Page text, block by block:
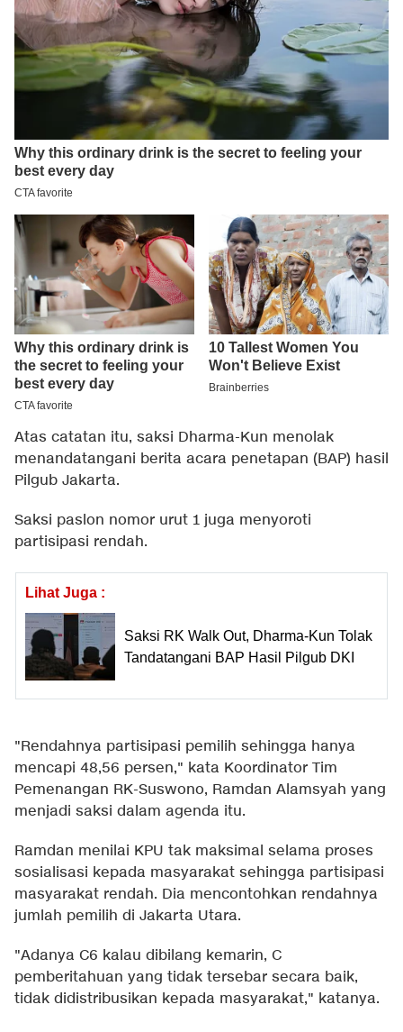
Atas catatan itu, saksi Dharma-Kun menolak
menandatangani berita acara penetapan (BAP) hasil
Pilgub Jakarta.
Saksi paslon nomor urut 1 juga menyoroti
partisipasi rendah.
Lihat Juga :
Saksi RK Walk Out, Dharma-Kun Tolak
Tandatangani BAP Hasil Pilgub DKI
"Rendahnya partisipasi pemilih sehingga hanya
mencapi 48,56 persen," kata Koordinator Tim
Pemenangan RK-Suswono, Ramdan Alamsyah yang
menjadi saksi dalam agenda itu.
Ramdan menilai KPU tak maksimal selama proses
sosialisasi kepada masyarakat sehingga partisipasi
masyarakat rendah. Dia mencontohkan rendahnya
jumlah pemilih di Jakarta Utara.
"Adanya C6 kalau dibilang kemarin, C
pemberitahuan yang tidak tersebar secara baik,
tidak didistribusikan kepada masyarakat," katanya.